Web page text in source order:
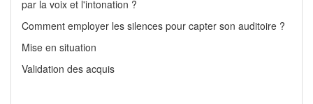
par la voix et l'intonation ?
Comment employer les silences pour capter son auditoire ?
Mise en situation
Validation des acquis